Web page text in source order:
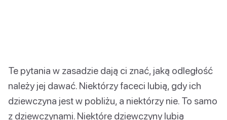
Te pytania w zasadzie dają ci znać, jaką odległość
należy jej dawać. Niektórzy faceci lubią, gdy ich
dziewczyna jest w pobliżu, a niektórzy nie. To samo
z dziewczynami. Niektóre dziewczyny lubią